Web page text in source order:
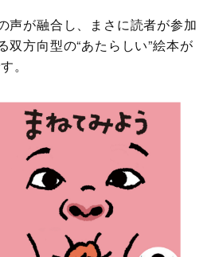
声が融合し、まさに読者が参加
双方向型の“あたらしい”絵本が
。